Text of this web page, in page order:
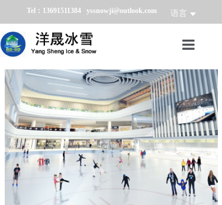
Tel：13691511384 yssnowji@outlook.com 语言
首页
冰雪产品
冰雪业务
冰雪案例
冰雪新闻